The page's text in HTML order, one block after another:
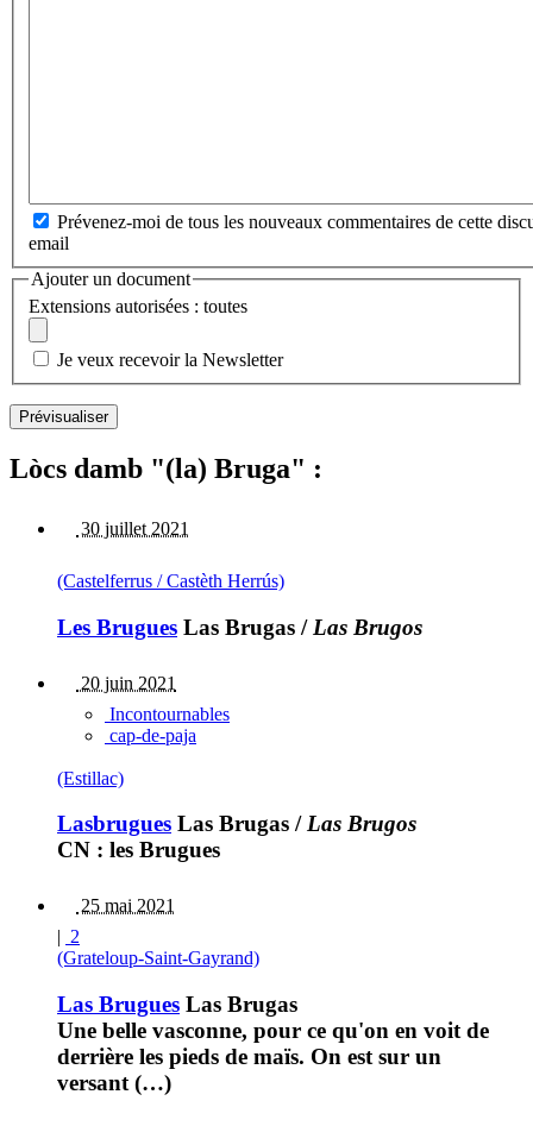
Prévenez-moi de tous les nouveaux commentaires de cette
email
Ajouter un document
Extensions autorisées : toutes
Je veux recevoir la Newsletter
Lòcs damb "(la) Bruga" :
30 juillet 2021
(Castelferrus / Castèth Herrús)
Les Brugues Las Brugas / Las Brugos
20 juin 2021
Incontournables
cap-de-paja
(Estillac)
Lasbrugues Las Brugas /Las Brugos
CN : les Brugues
25 mai 2021
| 2
(Grateloup-Saint-Gayrand)
Las Brugues Las Brugas
Une belle vasconne, pour ce qu'on en voit de
derrière les pieds de maïs. On est sur un
versant (…)